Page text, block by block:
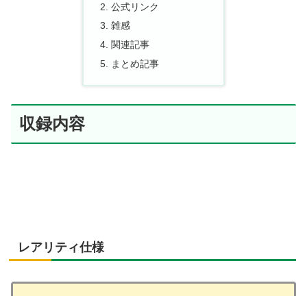
公式リンク
雑感
関連記事
まとめ記事
収録内容
レアリティ仕様